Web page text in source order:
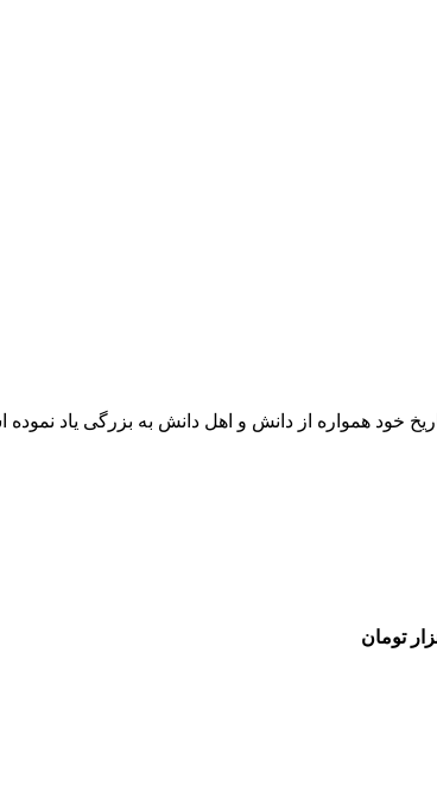
خود همواره از دانش و اهل دانش به بزرگی یاد نموده